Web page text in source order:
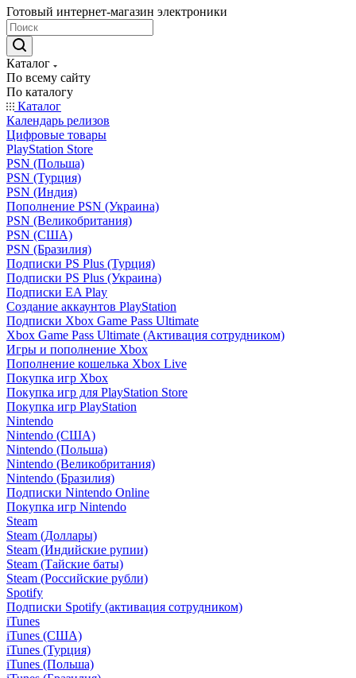
Готовый интернет-магазин электроники
Каталог
По всему сайту
По каталогу
Каталог
Календарь релизов
Цифровые товары
PlayStation Store
PSN (Польша)
PSN (Турция)
PSN (Индия)
Пополнение PSN (Украина)
PSN (Великобритания)
PSN (США)
PSN (Бразилия)
Подписки PS Plus (Турция)
Подписки PS Plus (Украина)
Подписки EA Play
Создание аккаунтов PlayStation
Подписки Xbox Game Pass Ultimate
Xbox Game Pass Ultimate (Активация сотрудником)
Игры и пополнение Xbox
Пополнение кошелька Xbox Live
Покупка игр Xbox
Покупка игр для PlayStation Store
Покупка игр PlayStation
Nintendo
Nintendo (США)
Nintendo (Польша)
Nintendo (Великобритания)
Nintendo (Бразилия)
Подписки Nintendo Online
Покупка игр Nintendo
Steam
Steam (Доллары)
Steam (Индийские рупии)
Steam (Тайские баты)
Steam (Российские рубли)
Spotify
Подписки Spotify (активация сотрудником)
iTunes
iTunes (США)
iTunes (Турция)
iTunes (Польша)